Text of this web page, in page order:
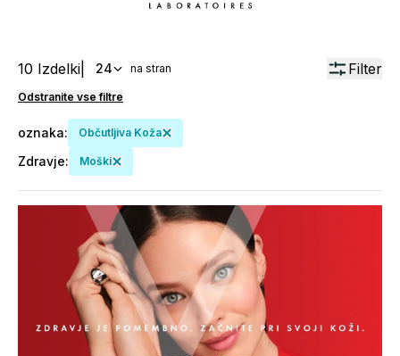
10 Izdelki 24 na stran Filter
Odstranite vse filtre
oznaka: Občutljiva Koža
Zdravje: Moški